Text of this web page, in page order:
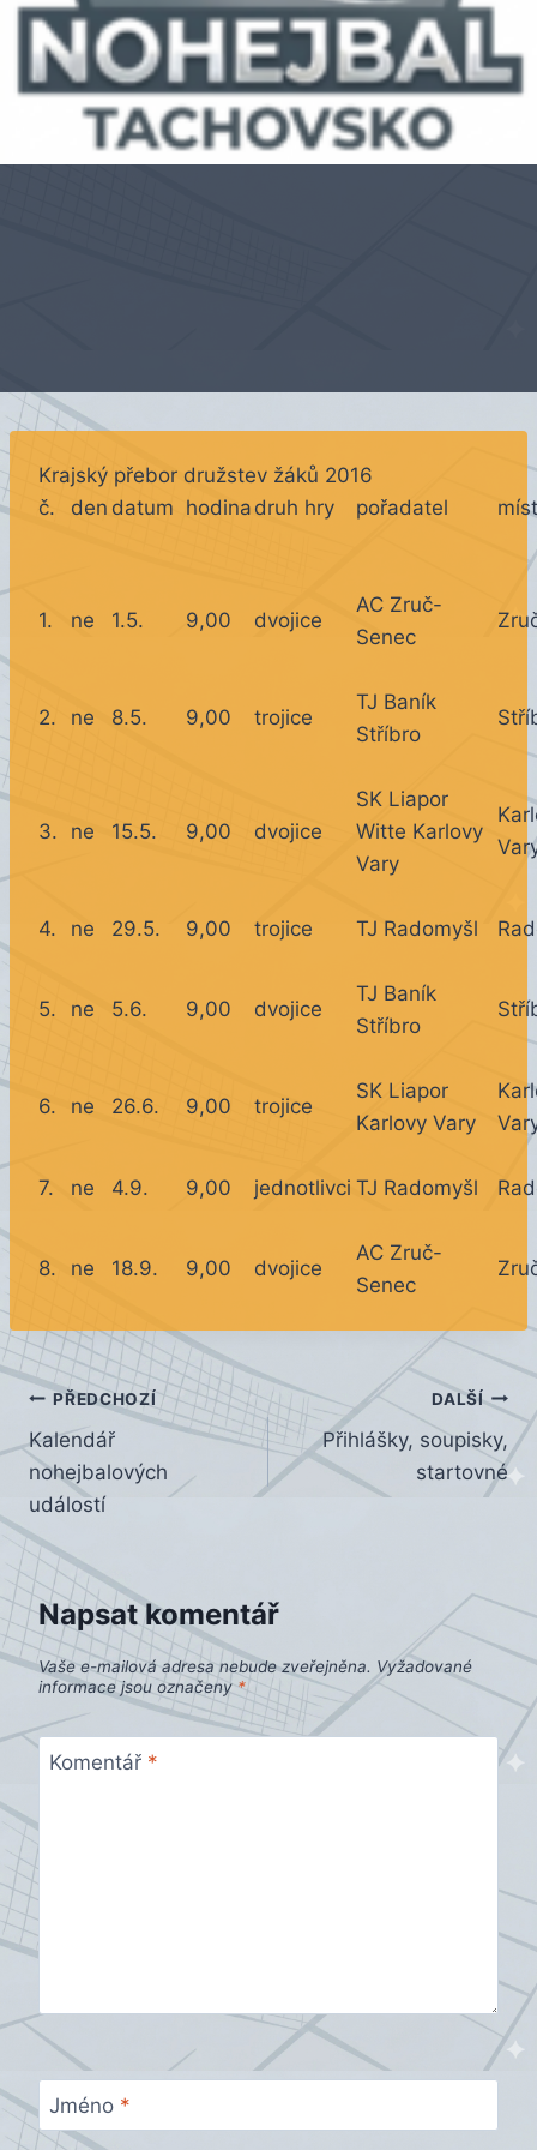
Krajský přebor družstev žáků 2016
č.
den datum hodinadruh hry pořadatel
1. ne 1.5. 9,00 dvojice
AC Zruč-
Senec
2. ne 8.5. 9,00 trojice
TJ Baník
Stříbro
3. ne 15.5. 9,00 dvojice
SK Liapor
Witte Karlovy
Vary
4. ne 29.5. 9,00 trojice TJ Radomyšl
5. ne 5.6. 9,00 dvojice
TJ Baník
Stříbro
6. ne 26.6. 9,00 trojice
SK Liapor
Karlovy Vary
7. ne 4.9. 9,00 jednotlivci TJ Radomyšl
8. ne 18.9. 9,00 dvojice
AC Zruč-
Senec
Navigace
pro
příspěvek
PŘEDCHOZÍ
Kalendář
nohejbalových
událostí
DALŠÍ
Přihlášky, soupisky,
startovné
Napsat komentář
Vaše e-mailová adresa nebude zveřejněna. Vyžadované
informace jsou označeny *
Komentář *
Jméno *